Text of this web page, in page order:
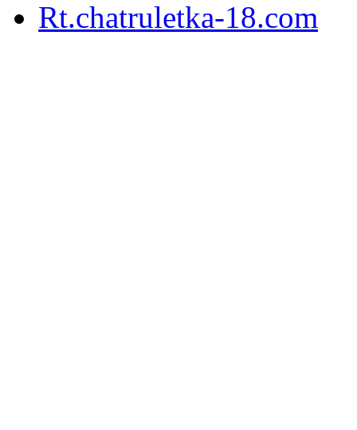
Rt.chatruletka-18.com